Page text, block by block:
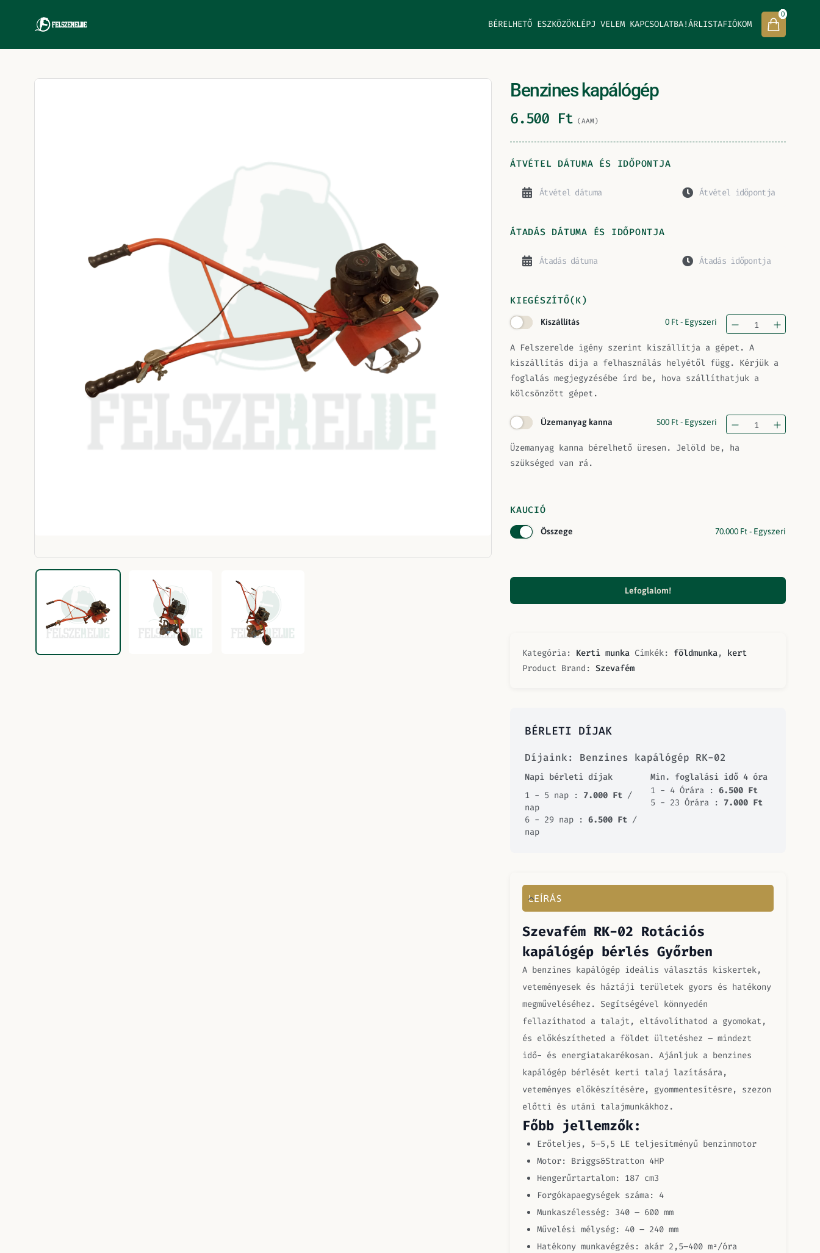
BÉRELHETŐ ESZKÖZÖKLÉPJ VELEM KAPCSOLATBA!ÁRLISTAFIÓKOM
0
Benzines kapálógép
6.500 Ft (AAM)
ÁTVÉTEL DÁTUMA ÉS IDŐPONTJA
ÁTADÁS DÁTUMA ÉS IDŐPONTJA
KIEGÉSZÍTŐ(K)
Kiszállítás 0 Ft- Egyszeri
A Felszerelde igény szerint kiszállítja a gépet. A
kiszállítás díja a felhasználás helyétől függ. Kérjük a
foglalás megjegyzésébe írd be, hova szállíthatjuk a
kölcsönzött gépet.
Üzemanyag kanna 500 Ft- Egyszeri
Üzemanyag kanna bérelhető üresen. Jelöld be, ha
szükséged van rá.
KAUCIÓ
Összege 70.000 Ft- Egyszeri
Lefoglalom!
Kategória: Kerti munka Címkék: földmunka, kert
Product Brand: Szevafém
BÉRLETI DÍJAK
Díjaink: Benzines kapálógép RK-02
Napi bérleti díjak
1 - 5 nap : 7.000 Ft /
nap
6 - 29 nap : 6.500 Ft /
nap
Min. foglalási idő 4 óra
1 - 4 Órára : 6.500 Ft
5 - 23 Órára : 7.000 Ft
LEÍRÁS
Szevafém RK-02 Rotációs
kapálógép bérlés Győrben
A benzines kapálógép ideális választás kiskertek,
veteményesek és háztáji területek gyors és hatékony
megműveléséhez. Segítségével könnyedén
fellazíthatod a talajt, eltávolíthatod a gyomokat,
és előkészítheted a földet ültetéshez – mindezt
idő- és energiatakarékosan. Ajánljuk a benzines
kapálógép bérlését kerti talaj lazítására,
veteményes előkészítésére, gyommentesítésre, szezon
előtti és utáni talajmunkákhoz.
Főbb jellemzők:
Erőteljes, 5–5,5 LE teljesítményű benzinmotor
Motor: Briggs&Stratton 4HP
Hengerűrtartalom: 187 cm3
Forgókapaegységek száma: 4
Munkaszélesség: 340 – 600 mm
Művelési mélység: 40 – 240 mm
Hatékony munkavégzés: akár 2,5–400 m²/óra